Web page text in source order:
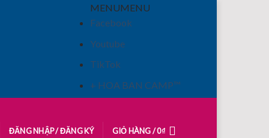
MENUMENU
Facebook
Youtube
TikTok
+ HOA BAN CAMP™
ĐĂNG NHẬP / ĐĂNG KÝ GIỎ HÀNG /0₫